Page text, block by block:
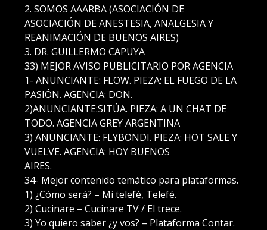
2. SOMOS AAARBA (ASOCIACIÓN DE
ASOCIACIÓN DE ANESTESIA, ANALGESIA Y
REANIMACIÓN DE BUENOS AIRES)
3. DR. GUILLERMO CAPUYA
33) MEJOR AVISO PUBLICITARIO POR AGENCIA
1- ANUNCIANTE: FLOW. PIEZA: EL FUEGO DE LA
PASIÓN. AGENCIA: DON.
2)ANUNCIANTE:SITÚA. PIEZA: A UN CHAT DE
TODO. AGENCIA GREY ARGENTINA
3) ANUNCIANTE: FLYBONDI. PIEZA: HOT SALE Y
VUELVE. AGENCIA: HOY BUENOS
AIRES.
34- Mejor contenido temático para plataformas.
1) ¿Cómo será? – Mi telefé, Telefé.
2) Cucinare – Cucinare TV / El trece.
3) Yo quiero saber ¿y vos? – Plataforma Contar.